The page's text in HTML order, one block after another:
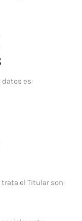
datos es:
el Titular son: